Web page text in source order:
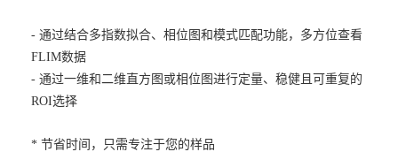
- 通过结合多指数拟合、相位图和模式匹配功能，多方位查看
FLIM数据
- 通过一维和二维直方图或相位图进行定量、稳健且可重复的
ROI选择
* 节省时间，只需专注于您的样品